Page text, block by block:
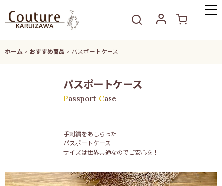
ホーム > おすすめ商品 > パスポートケース
パスポートケース
Passport Case
手刺繍をあしらった
パスポートケース
サイズは世界共通なのでご安心を！